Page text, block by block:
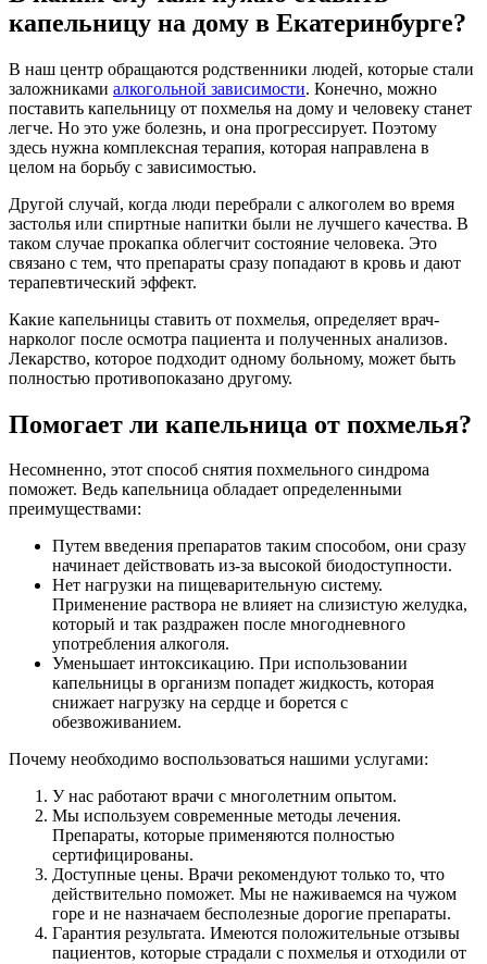
капельницу на дому в Екатеринбурге?
В наш центр обращаются родственники людей, которые стали
заложниками алкогольной зависимости. Конечно, можно
поставить капельницу от похмелья на дому и человеку станет
легче. Но это уже болезнь, и она прогрессирует. Поэтому
здесь нужна комплексная терапия, которая направлена в
целом на борьбу с зависимостью.
Другой случай, когда люди перебрали с алкоголем во время
застолья или спиртные напитки были не лучшего качества. В
таком случае прокапка облегчит состояние человека. Это
связано с тем, что препараты сразу попадают в кровь и дают
терапевтический эффект.
Какие капельницы ставить от похмелья, определяет врач-
нарколог после осмотра пациента и полученных анализов.
Лекарство, которое подходит одному больному, может быть
полностью противопоказано другому.
Помогает ли капельница от похмелья?
Несомненно, этот способ снятия похмельного синдрома
поможет. Ведь капельница обладает определенными
преимуществами:
Путем введения препаратов таким способом, они сразу
начинает действовать из-за высокой биодоступности.
Нет нагрузки на пищеварительную систему.
Применение раствора не влияет на слизистую желудка,
который и так раздражен после многодневного
употребления алкоголя.
Уменьшает интоксикацию. При использовании
капельницы в организм попадет жидкость, которая
снижает нагрузку на сердце и борется с
обезвоживанием.
Почему необходимо воспользоваться нашими услугами:
У нас работают врачи с многолетним опытом.
Мы используем современные методы лечения.
Препараты, которые применяются полностью
сертифицированы.
Доступные цены. Врачи рекомендуют только то, что
действительно поможет. Мы не наживаемся на чужом
горе и не назначаем бесполезные дорогие препараты.
Гарантия результата. Имеются положительные отзывы
пациентов, которые страдали с похмелья и отходили от